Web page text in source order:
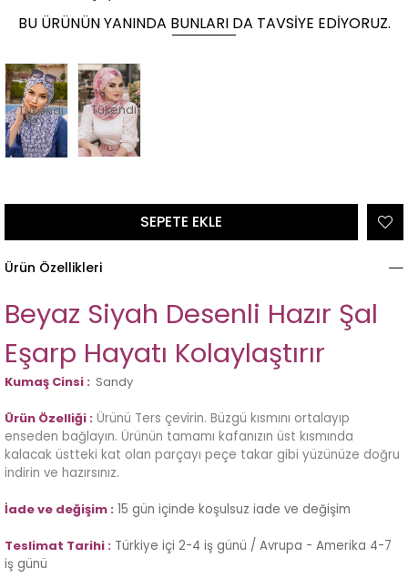
BU ÜRÜNÜN YANINDA BUNLARI DA TAVSIYE EDIYORUZ.
Tükendi Tükendi
Ürün Özellikleri
Beyaz Siyah Desenli Hazır Şal
Eşarp Hayatı Kolaylaştırır
Kumaş Cinsi : Sandy
Ürün Özelliği : Ürünü Ters çevirin. Büzgü kısmını ortalayıp
enseden bağlayın. Ürünün tamamı kafanızın üst kısmında
kalacak üstteki kat olan parçayı peçe takar gibi yüzünüze doğru
indirin ve hazırsınız.
İade ve değişim : 15 gün içinde koşulsuz iade ve değişim
Teslimat Tarihi : Türkiye içi 2-4 iş günü / Avrupa - Amerika 4-7
iş günü